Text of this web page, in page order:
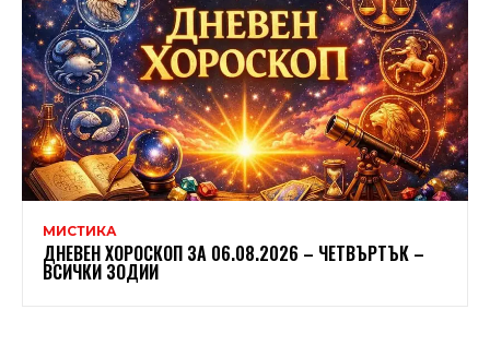
МИСТИКА
ДНЕВЕН ХОРОСКОП ЗА 06.08.2026 – ЧЕТВЪРТЪК –
ВСИЧКИ ЗОДИИ